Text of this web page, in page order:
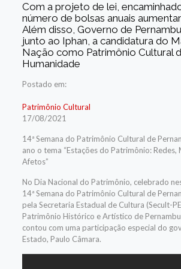
Com a projeto de lei,
número de bolsas anuais
Além disso, Governo de
junto ao Iphan, a candidatura do
Nação como Patrimônio Cultural
Humanidade
Postado em:
Patrimônio Cultural
17/08/2021
14ª Semana do Patrimônio Cultural de
ano o tema “Estações do Patrimônio: Redes,
Afetos”
No Dia Nacional do Patrimônio, celebrado
14ª Semana do Patrimônio Cultural de
pela Secretaria Estadual de Cultura (Secult-
Patrimônio Histórico e Artístico de
contou com uma participação especial do
Estado, Paulo Câmara.